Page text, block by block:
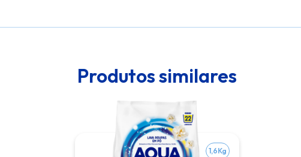
Produtos similares
1,6Kg